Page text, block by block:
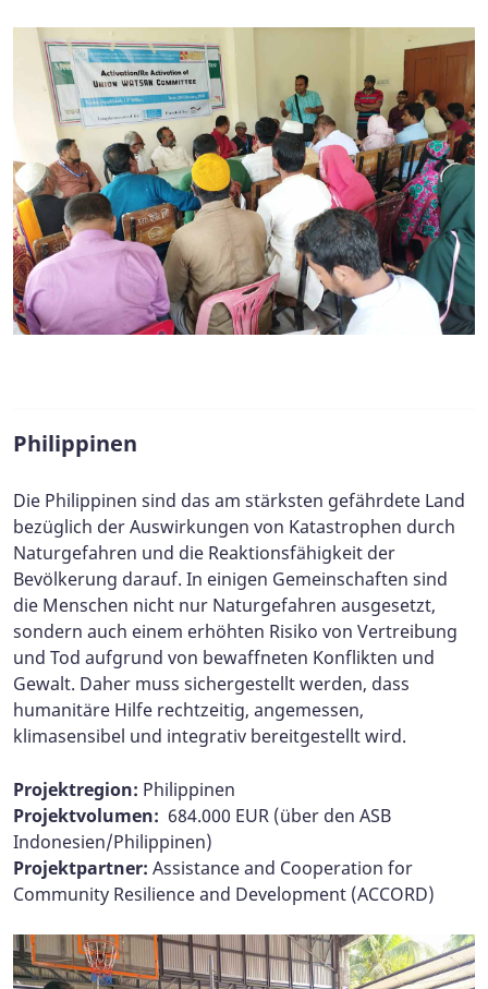
Philippinen
Die Philippinen sind das am stärksten gefährdete Land
bezüglich der Auswirkungen von Katastrophen durch
Naturgefahren und die Reaktionsfähigkeit der
Bevölkerung darauf. In einigen Gemeinschaften sind
die Menschen nicht nur Naturgefahren ausgesetzt,
sondern auch einem erhöhten Risiko von Vertreibung
und Tod aufgrund von bewaffneten Konflikten und
Gewalt. Daher muss sichergestellt werden, dass
humanitäre Hilfe rechtzeitig, angemessen,
klimasensibel und integrativ bereitgestellt wird.​​​​​​
Projektregion: Philippinen
Projektvolumen: 684.000 EUR (über den ASB
Indonesien/Philippinen)
Projektpartner: Assistance and Cooperation for
Community Resilience and Development (ACCORD)